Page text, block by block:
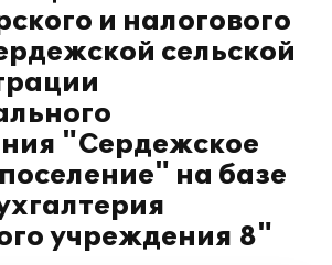
и налогового
сельской
"Сердежское
на базе
учреждения 8"